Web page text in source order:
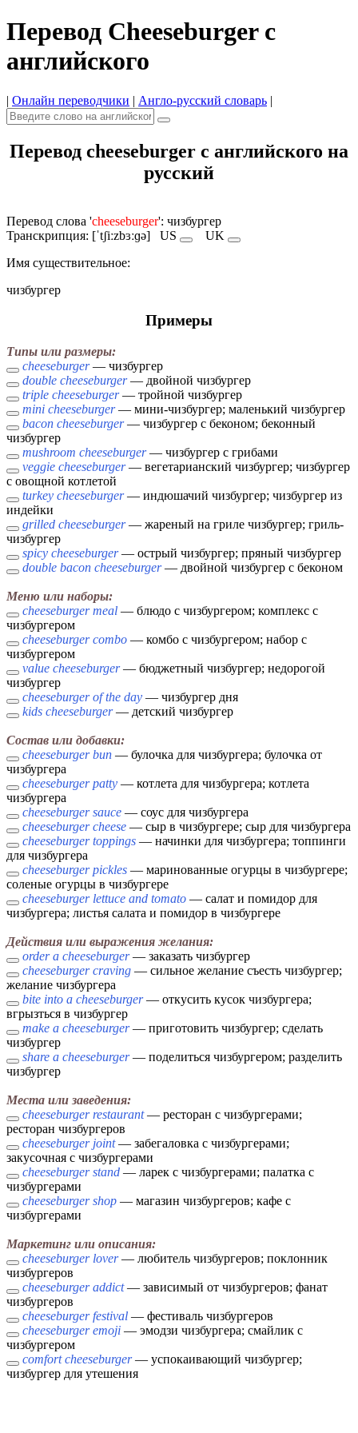
Перевод Cheeseburger с
английского
| Онлайн переводчики | Англо-русский словарь |
Перевод cheeseburger с английского на
русский
Перевод слова 'cheeseburger': чизбургер
Транскрипция: [ˈtʃiːzbɜːɡə] US
UK
Имя cуществительное:
чизбургер
Примеры
Типы или размеры:
cheeseburger— чизбургер
double cheeseburger— двойной чизбургер
triple cheeseburger— тройной чизбургер
mini cheeseburger— мини-чизбургер; маленький чизбургер
bacon cheeseburger— чизбургер с беконом; беконный
чизбургер
mushroom cheeseburger— чизбургер с грибами
veggie cheeseburger— вегетарианский чизбургер; чизбургер
с овощной котлетой
turkey cheeseburger— индюшачий чизбургер; чизбургер из
индейки
grilled cheeseburger— жареный на гриле чизбургер; гриль-
чизбургер
spicy cheeseburger— острый чизбургер; пряный чизбургер
double bacon cheeseburger— двойной чизбургер с беконом
Меню или наборы:
cheeseburger meal — блюдо с чизбургером; комплекс с
чизбургером
cheeseburger combo — комбо с чизбургером; набор с
чизбургером
value cheeseburger— бюджетный чизбургер; недорогой
чизбургер
cheeseburger of the day — чизбургер дня
kids cheeseburger— детский чизбургер
Состав или добавки:
cheeseburger bun — булочка для чизбургера; булочка от
чизбургера
cheeseburger patty — котлета для чизбургера; котлета
чизбургера
cheeseburger sauce — соус для чизбургера
cheeseburger cheese — сыр в чизбургере; сыр для чизбургера
cheeseburger toppings — начинки для чизбургера; топпинги
для чизбургера
cheeseburger pickles — маринованные огурцы в чизбургере;
соленые огурцы в чизбургере
cheeseburger lettuce and tomato — салат и помидор для
чизбургера; листья салата и помидор в чизбургере
Действия или выражения желания:
order a cheeseburger— заказать чизбургер
cheeseburger craving — сильное желание съесть чизбургер;
желание чизбургера
bite into a cheeseburger— откусить кусок чизбургера;
вгрызться в чизбургер
make a cheeseburger— приготовить чизбургер; сделать
чизбургер
share a cheeseburger— поделиться чизбургером; разделить
чизбургер
Места или заведения:
cheeseburger restaurant— ресторан с чизбургерами;
ресторан чизбургеров
cheeseburger joint— забегаловка с чизбургерами;
закусочная с чизбургерами
cheeseburger stand — ларек с чизбургерами; палатка с
чизбургерами
cheeseburger shop — магазин чизбургеров; кафе с
чизбургерами
Маркетинг или описания:
cheeseburger lover— любитель чизбургеров; поклонник
чизбургеров
cheeseburger addict— зависимый от чизбургеров; фанат
чизбургеров
cheeseburger festival — фестиваль чизбургеров
cheeseburger emoji — эмодзи чизбургера; смайлик с
чизбургером
comfort cheeseburger— успокаивающий чизбургер;
чизбургер для утешения